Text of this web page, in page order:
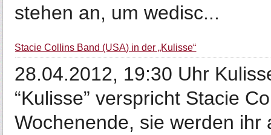
stehen an, um wedisc...
Stacie Collins Band (USA) in der „Kulisse“
28.04.2012, 19:30 Uhr
“Kulisse” verspricht Stacie
Wochenende, sie werden ihr